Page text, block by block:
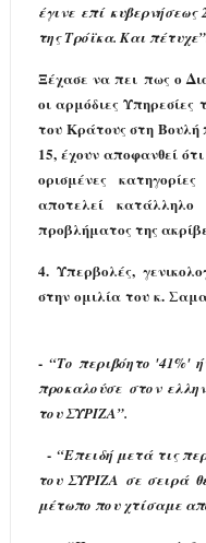
έγινε επί κυβερνήσεως
της Τρόϊκα. Και πέτυχε”
Ξέχασε να πει πως ο
οι αρμόδιες Υπηρεσίες
του Κράτους στη Βουλή
15, έχουν αποφανθεί
ορισμένες
αποτελεί
προβλήματος της
4. Υπερβολές,
στην ομιλία του
-“Το περιβόητο '41%'
προκαλούσε στον
του ΣΥΡΙΖΑ”.
- “Επειδή μετά τις
του ΣΥΡΙΖΑ σε σειρά
μέτωπο που χτίσαμε